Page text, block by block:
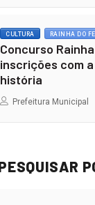
CULTURA RAINHA DO
Concurso
inscrições com
história
Prefeitura Municipal